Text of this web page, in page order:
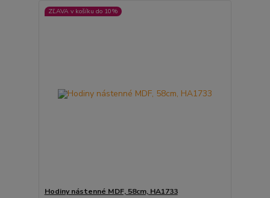
ZĽAVA v košíku do 10%
Hodiny nástenné MDF, 58cm, HA1733